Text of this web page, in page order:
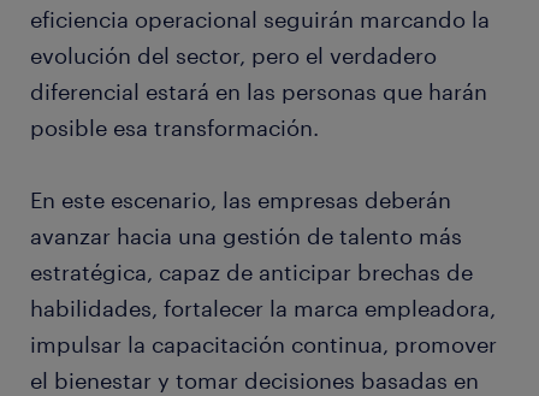
eficiencia operacional seguirán marcando la
evolución del sector, pero el verdadero
diferencial estará en las personas que harán
posible esa transformación.
En este escenario, las empresas deberán
avanzar hacia una gestión de talento más
estratégica, capaz de anticipar brechas de
habilidades, fortalecer la marca empleadora,
impulsar la capacitación continua, promover
el bienestar y tomar decisiones basadas en